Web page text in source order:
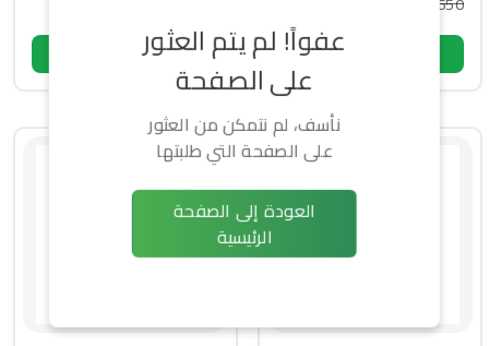
عفواً! لم يتم العثور
على الصفحة
نأسف، لم نتمكن من العثور
على الصفحة التي طلبتها
العودة إلى الصفحة
الرئيسية
اشتري الآن
اشتري الآن
رقم الهاتف أو البريد الإلكتروني
كلمة المرور
نسيت كلمة السر؟
تسجيل الدخول
هاتف
بريد إلكتروني
كلمة المرور
إنشاء حساب
هل لديك حساب؟تسجيل الدخول